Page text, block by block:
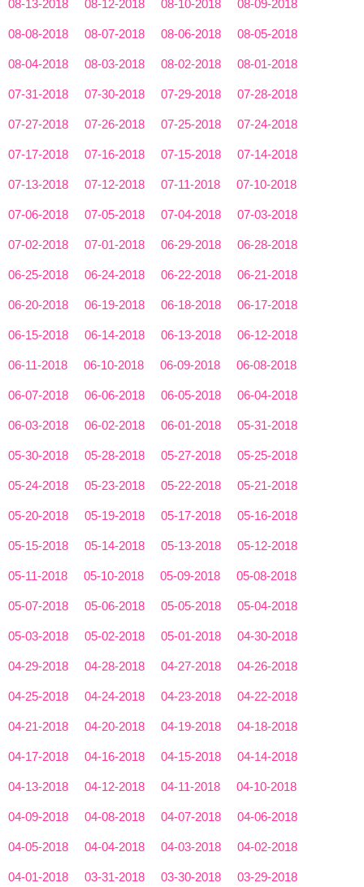
08-13-2018 08-12-2018 08-10-2018 08-09-2018
08-08-2018 08-07-2018 08-06-2018 08-05-2018
08-04-2018 08-03-2018 08-02-2018 08-01-2018
07-31-2018 07-30-2018 07-29-2018 07-28-2018
07-27-2018 07-26-2018 07-25-2018 07-24-2018
07-17-2018 07-16-2018 07-15-2018 07-14-2018
07-13-2018 07-12-2018 07-11-2018 07-10-2018
07-06-2018 07-05-2018 07-04-2018 07-03-2018
07-02-2018 07-01-2018 06-29-2018 06-28-2018
06-25-2018 06-24-2018 06-22-2018 06-21-2018
06-20-2018 06-19-2018 06-18-2018 06-17-2018
06-15-2018 06-14-2018 06-13-2018 06-12-2018
06-11-2018 06-10-2018 06-09-2018 06-08-2018
06-07-2018 06-06-2018 06-05-2018 06-04-2018
06-03-2018 06-02-2018 06-01-2018 05-31-2018
05-30-2018 05-28-2018 05-27-2018 05-25-2018
05-24-2018 05-23-2018 05-22-2018 05-21-2018
05-20-2018 05-19-2018 05-17-2018 05-16-2018
05-15-2018 05-14-2018 05-13-2018 05-12-2018
05-11-2018 05-10-2018 05-09-2018 05-08-2018
05-07-2018 05-06-2018 05-05-2018 05-04-2018
05-03-2018 05-02-2018 05-01-2018 04-30-2018
04-29-2018 04-28-2018 04-27-2018 04-26-2018
04-25-2018 04-24-2018 04-23-2018 04-22-2018
04-21-2018 04-20-2018 04-19-2018 04-18-2018
04-17-2018 04-16-2018 04-15-2018 04-14-2018
04-13-2018 04-12-2018 04-11-2018 04-10-2018
04-09-2018 04-08-2018 04-07-2018 04-06-2018
04-05-2018 04-04-2018 04-03-2018 04-02-2018
04-01-2018 03-31-2018 03-30-2018 03-29-2018